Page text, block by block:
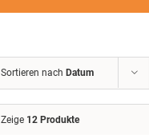
Sortieren nach Datum
Zeige 12 Produkte